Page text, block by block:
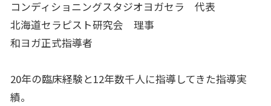
コンディショニングスタジオヨガセラ 代表
北海道セラピスト研究会 理事
和ヨガ正式指導者
20年の臨床経験と12年数千人に指導してきた指導実
績。